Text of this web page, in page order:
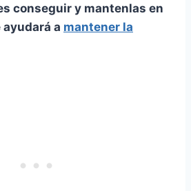
conseguir y mantenlas en
a mantener la